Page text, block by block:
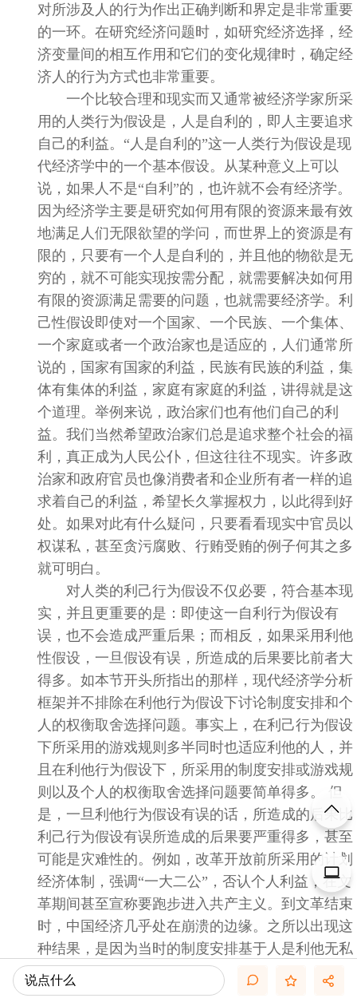
对所涉及人的行为作出正确判断和界定是非常重要
的一环。在研究经济问题时，如研究经济选择，经
济变量间的相互作用和它们的变化规律时，确定经
济人的行为方式也非常重要。
一个比较合理和现实而又通常被经济学家所采
用的人类行为假设是，人是自利的，即人主要追求
自己的利益。“人是自利的”这一人类行为假设是现
代经济学中的一个基本假设。从某种意义上可以
说，如果人不是“自利”的，也许就不会有经济学。
因为经济学主要是研究如何用有限的资源来最有效
地满足人们无限欲望的学问，而世界上的资源是有
限的，只要有一个人是自利的，并且他的物欲是无
穷的，就不可能实现按需分配，就需要解决如何用
有限的资源满足需要的问题，也就需要经济学。利
己性假设即使对一个国家、一个民族、一个集体、
一个家庭或者一个政治家也是适应的，人们通常所
说的，国家有国家的利益，民族有民族的利益，集
体有集体的利益，家庭有家庭的利益，讲得就是这
个道理。举例来说，政治家们也有他们自己的利
益。我们当然希望政治家们总是追求整个社会的福
利，真正成为人民公仆，但这往往不现实。许多政
治家和政府官员也像消费者和企业所有者一样的追
求着自己的利益，希望长久掌握权力，以此得到好
处。如果对此有什么疑问，只要看看现实中官员以
权谋私，甚至贪污腐败、行贿受贿的例子何其之多
就可明白。
对人类的利己行为假设不仅必要，符合基本现
实，并且更重要的是：即使这一自利行为假设有
误，也不会造成严重后果；而相反，如果采用利他
性假设，一旦假设有误，所造成的后果要比前者大
得多。如本节开头所指出的那样，现代经济学分析
框架并不排除在利他行为假设下讨论制度安排和个
人的权衡取舍选择问题。事实上，在利己行为假设
下所采用的游戏规则多半同时也适应利他的人，并
且在利他行为假设下，所采用的制度安排或游戏规
则以及个人的权衡取舍选择问题要简单得多。
但
是，一旦利他行为假设有误的话，所造成的后果比
利己行为假设有误所造成的后果要严重得多，甚至
可能是灾难性的。例如，改革开放前所采用的计划
经济体制，强调“一大二公”，否认个人利益，在文
革期间甚至宣称要跑步进入共产主义。到文革结束
时，中国经济几乎处在崩溃的边缘。之所以出现这
种结果，是因为当时的制度安排基于人是利他无私
的假设之上的。其实，对人的行为作出正确判断在
日常生活中也是非常重要的，俗话说，“明枪易
说点什么